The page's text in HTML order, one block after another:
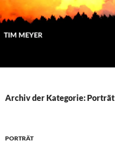
Zum
Inhalt
springen
Archiv der Kategorie: Porträt
PORTRÄT